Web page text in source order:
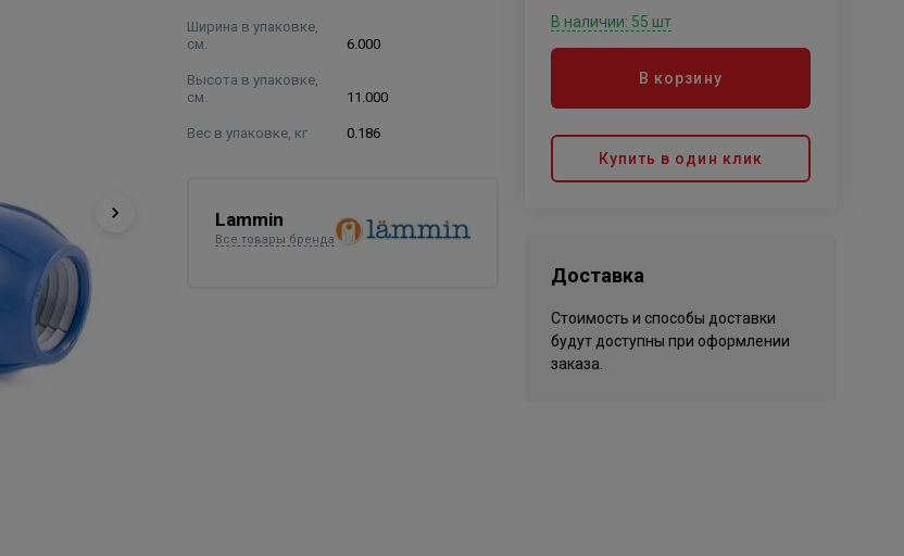
Ширина в упаковке,
см.
6.000
Высота в упаковке,
см.
11.000
Вес в упаковке, кг 0.186
Lammin
Все товары бренда
В наличии: 55 шт
В корзину
Купить в один клик
Доставка
Стоимость и способы доставки
будут доступны при оформлении
заказа.